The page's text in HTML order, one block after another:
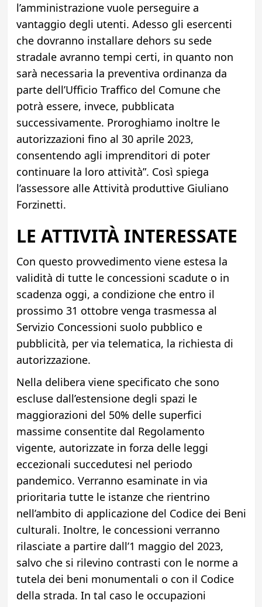
l’amministrazione vuole perseguire a
vantaggio degli utenti. Adesso gli esercenti
che dovranno installare dehors su sede
stradale avranno tempi certi, in quanto non
sarà necessaria la preventiva ordinanza da
parte dell’Ufficio Traffico del Comune che
potrà essere, invece, pubblicata
successivamente. Proroghiamo inoltre le
autorizzazioni fino al 30 aprile 2023,
consentendo agli imprenditori di poter
continuare la loro attività”. Così spiega
l’assessore alle Attività produttive Giuliano
Forzinetti.
LE ATTIVITÀ INTERESSATE
Con questo provvedimento viene estesa la
validità di tutte le concessioni scadute o in
scadenza oggi, a condizione che entro il
prossimo 31 ottobre venga trasmessa al
Servizio Concessioni suolo pubblico e
pubblicità, per via telematica, la richiesta di
autorizzazione.
Nella delibera viene specificato che sono
escluse dall’estensione degli spazi le
maggiorazioni del 50% delle superfici
massime consentite dal Regolamento
vigente, autorizzate in forza delle leggi
eccezionali succedutesi nel periodo
pandemico. Verranno esaminate in via
prioritaria tutte le istanze che rientrino
nell’ambito di applicazione del Codice dei Beni
culturali. Inoltre, le concessioni verranno
rilasciate a partire dall’1 maggio del 2023,
salvo che si rilevino contrasti con le norme a
tutela dei beni monumentali o con il Codice
della strada. In tal caso le occupazioni